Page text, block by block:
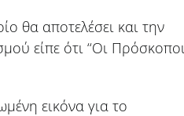
θα αποτελέσει και την
είπε ότι ‘‘Οι Πρόσκοποι
εικόνα για το